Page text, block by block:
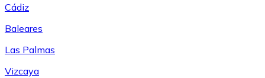
Cádiz
Baleares
Las Palmas
Vizcaya